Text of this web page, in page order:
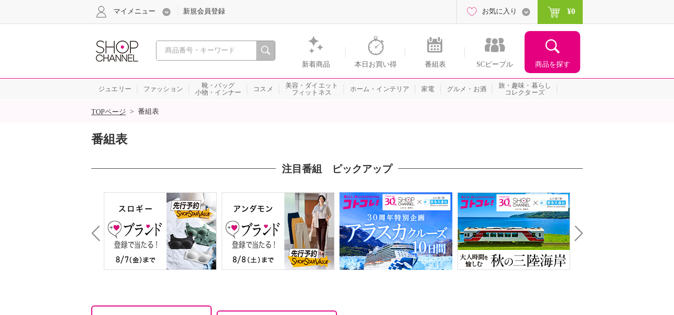
心おどる、瞬間を。通販・テレビショッピングのショップチャンネル
新着商品 本日お買い得 番組表 SCピープル 商品を探す
マイメニュー 新規会員登録 お気に入り ¥0
ジュエリー ファッション
靴・バッグ
小物・インナー
コスメ
美容・ダイエット
フィットネス
ホーム・インテリア 家電 グルメ・お酒
旅・趣味・暮らし
コレクターズ
SALE
TOPページ > 番組表
番組表
注目番組 ピックアップ
Next